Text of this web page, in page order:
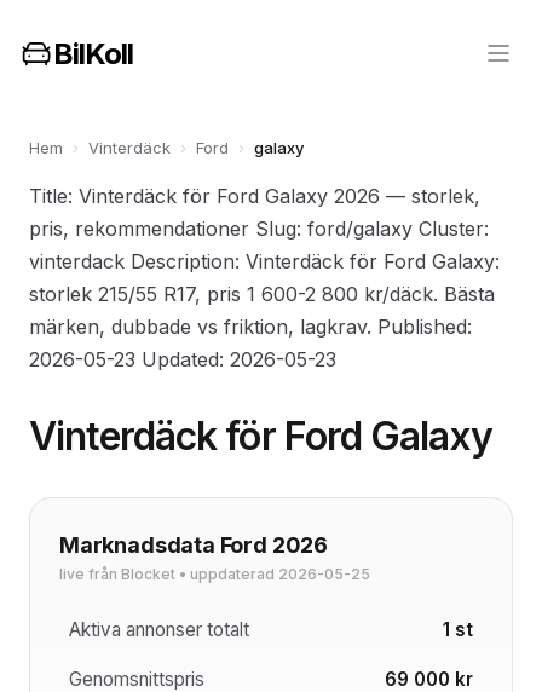
BilKoll
Hem › Vinterdäck › Ford › galaxy
Title: Vinterdäck för Ford Galaxy 2026 — storlek,
pris, rekommendationer Slug: ford/galaxy Cluster:
vinterdack Description: Vinterdäck för Ford Galaxy:
storlek 215/55 R17, pris 1 600-2 800 kr/däck. Bästa
märken, dubbade vs friktion, lagkrav. Published:
2026-05-23 Updated: 2026-05-23
Vinterdäck för Ford Galaxy
Marknadsdata Ford 2026
live från Blocket • uppdaterad 2026-05-25
Aktiva annonser totalt 1 st
Genomsnittspris 69 000 kr